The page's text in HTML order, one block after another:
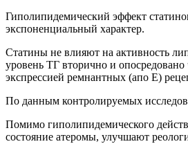
Гиполипидемический эффект
экспоненциальный характер.
Статины не влияют на активность
уровень ТГ вторично и
экспрессией ремнантных (апо Е)
По данным контролируемых
Помимо гиполипидемического
состояние атеромы, улучшают